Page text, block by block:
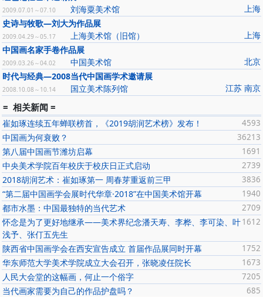
上海
2009.07.01～07.10
刘海粟美术馆
史诗与牧歌—刘大为作品展
上海
2009.04.29～05.17
上海美术馆（旧馆）
中国画名家手卷作品展
北京
2009.03.26～04.02
中国美术馆
时代与经典—2008当代中国画学术邀请展
江苏 南京
2008.10.08～10.14 国立美术陈列馆
= 相关新闻 =
4593
崔如琢连续五年蝉联榜首，《2019胡润艺术榜》发布！
36213
中国画为何衰败？
1691
第八届中国画节潍坊启幕
2739
中央美术学院百年校庆于校庆日正式启动
3836
2018胡润艺术：崔如琢第一 周春芽重返前三甲
1940
“第二届中国画学会展时代华章·2018”在中国美术馆开幕
2709
都市水墨：中国最独特的当代艺术
1612
怀念是为了更好地继承——美术界纪念潘天寿、李桦、李可染、叶
浅予、张仃五先生
1752
陕西省中国画学会在西安宣告成立 首届作品展同时开幕
1673
华东师范大学美术学院成立大会召开，张晓凌任院长
7205
人民大会堂的这幅画，何止一个俗字
685
当代画家需要为自己的作品护盘吗？